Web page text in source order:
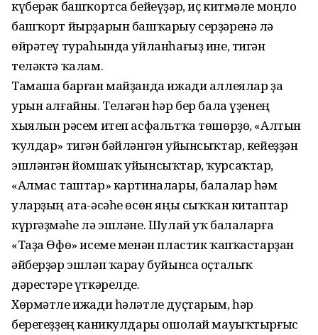
күберәк башҡортса бейеүҙәр, иҫ китмәле моңло
баш­ҡорт йыр­ҙарын башҡарыу сер­ҙәренә лә
өйрәтеү тураһында уйланһағыҙ ине, тигән
теләктә ҡалам.
Тамаша барған майҙанда ижади аллеялар ҙа
урын алғайны. Теләгән һәр бер бала үҙенең
хыялын рәсем итеп ас­фальт­ҡа төшөрҙө, «Алтын
ҡулдар» тигән бәйләнгән уйынсыҡтар, кейеҙҙән
эшләнгән йомшаҡ уйынсыҡтар, ҡурсаҡтар,
«Алмас таштар» картиналары, балалар һәм
уларҙың ата-әсәһе өсөн яңы сыҡҡан китаптар
күргәҙмәһе лә эшләне. Шулай уҡ балаларға
«Таҙа Өфө» исеме менән пластик ҡапҡас­тарҙан
әйберҙәр эшләп ҡарау буйын­са оҫталыҡ
дәрестәре үткәрелде.
Хөрмәтле ижади һәләтле дуҫтарым, һәр
берегеҙҙең каникулдары ошолай мауыҡтырғыс